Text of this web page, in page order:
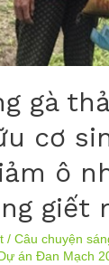
gà
cơ
ô
giết
/Câu chuyện
Dự án Đan Mạch